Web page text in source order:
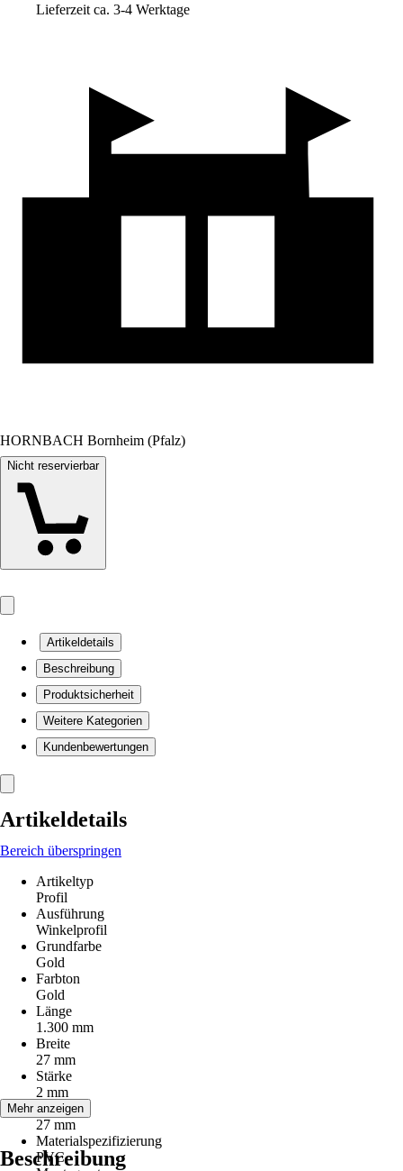
Lieferzeit ca. 3-4 Werktage
HORNBACH Bornheim (Pfalz)
Nicht reservierbar
Artikeldetails
Beschreibung
Produktsicherheit
Weitere Kategorien
Kundenbewertungen
Artikeldetails
Bereich überspringen
Artikeltyp
Profil
Ausführung
Winkelprofil
Grundfarbe
Gold
Farbton
Gold
Länge
1.300 mm
Breite
27 mm
Stärke
2 mm
Höhe
27 mm
Materialspezifizierung
PVC
Mehr anzeigen
Beschreibung